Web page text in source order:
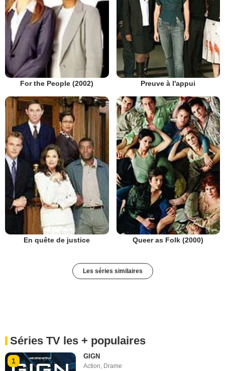
For the People (2002) Preuve à l'appui
En quête de justice Queer as Folk (2000)
Les séries similaires
Séries TV les + populaires
1
GIGN
Action, Drame